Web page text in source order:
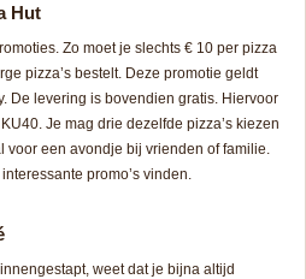
Hut
Zo moet je slechts € 10 per pizza
pizza’s bestelt. Deze promotie geldt
De levering is bovendien gratis. Hiervoor
Je mag drie dezelfde pizza’s kiezen
voor een avondje bij vrienden of familie.
promo’s vinden.
weet dat je bijna altijd